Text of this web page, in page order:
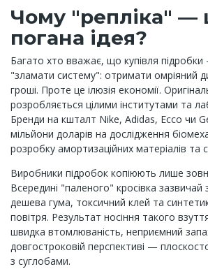
Чому "репліка" —
погана ідея?
Багато хто вважає, що купівля підробки
"зламати систему": отримати омріяний
гроші. Проте це ілюзія економії.
розробляється цілими інститутами та
Бренди на кшталт Nike, Adidas, Ecco чи
мільйони доларів на дослідження
розробку амортизаційних матеріалів та
Виробники підробок копіюють лише
Всередині "паленого" кросівка зазвичай
дешева гума, токсичний клей та
повітря. Результат носіння такого
швидка втомлюваність, неприємний
довгостроковій перспективі —
з суглобами.